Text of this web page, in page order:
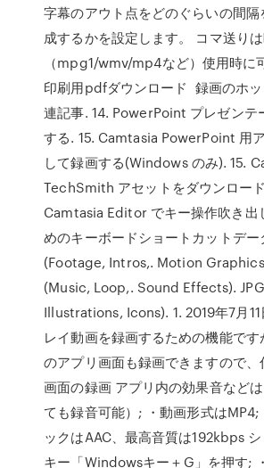
字幕のアウト点をどのぐらいの間隔
成するかを設定します。 コマ送り
（mpg1/wmv/mp4など）使用時に
印刷用pdfダウンロード 録画のホッ
連記事. 14. PowerPoint プレゼンテ
する. 15. Camtasia PowerPoint 用
して録画する(Windows のみ). 15.
TechSmith アセットをダウンロー
Camtasia Editor でキー操作吹き出
めのキーボードショートカットデー
(Footage, Intros,. Motion
(Music, Loop,. Sound Effects).
Illustrations, Icons). 1. 2019年7月
レイ動画を録画するための機能で
のアプリ画面も録画できますので、
画面の録画 アプリ内の効果音など
ても録音可能）; ・動画形式は
ックはAAC、最高音質は192kbps
キー「Windowsキー＋G」を押す;